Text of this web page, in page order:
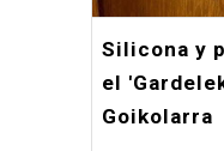
Silicona y
el
Goikolarra